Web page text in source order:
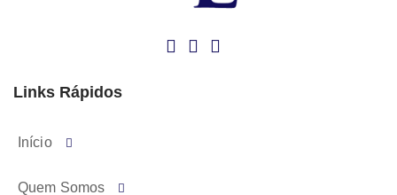
Links Rápidos
Início
Quem Somos